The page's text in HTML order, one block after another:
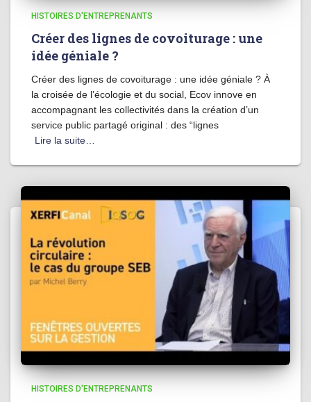
HISTOIRES D'ENTREPRENANTS
Créer des lignes de covoiturage : une
idée géniale ?
Créer des lignes de covoiturage : une idée géniale ? À
la croisée de l’écologie et du social, Ecov innove en
accompagnant les collectivités dans la création d’un
service public partagé original : des “lignes
Lire la suite…
HISTOIRES D'ENTREPRENANTS